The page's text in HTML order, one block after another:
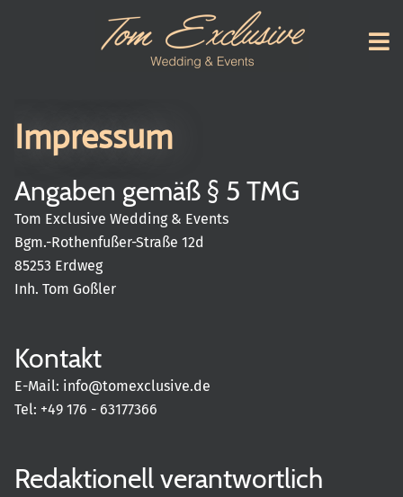
Impressum
Angaben gemäß § 5 TMG
Tom Exclusive Wedding & Events
Bgm.-Rothenfußer-Straße 12d
85253 Erdweg
Inh. Tom Goßler
Kontakt
E-Mail: info@tomexclusive.de
Tel: +49 176 - 63177366
Redaktionell verantwortlich